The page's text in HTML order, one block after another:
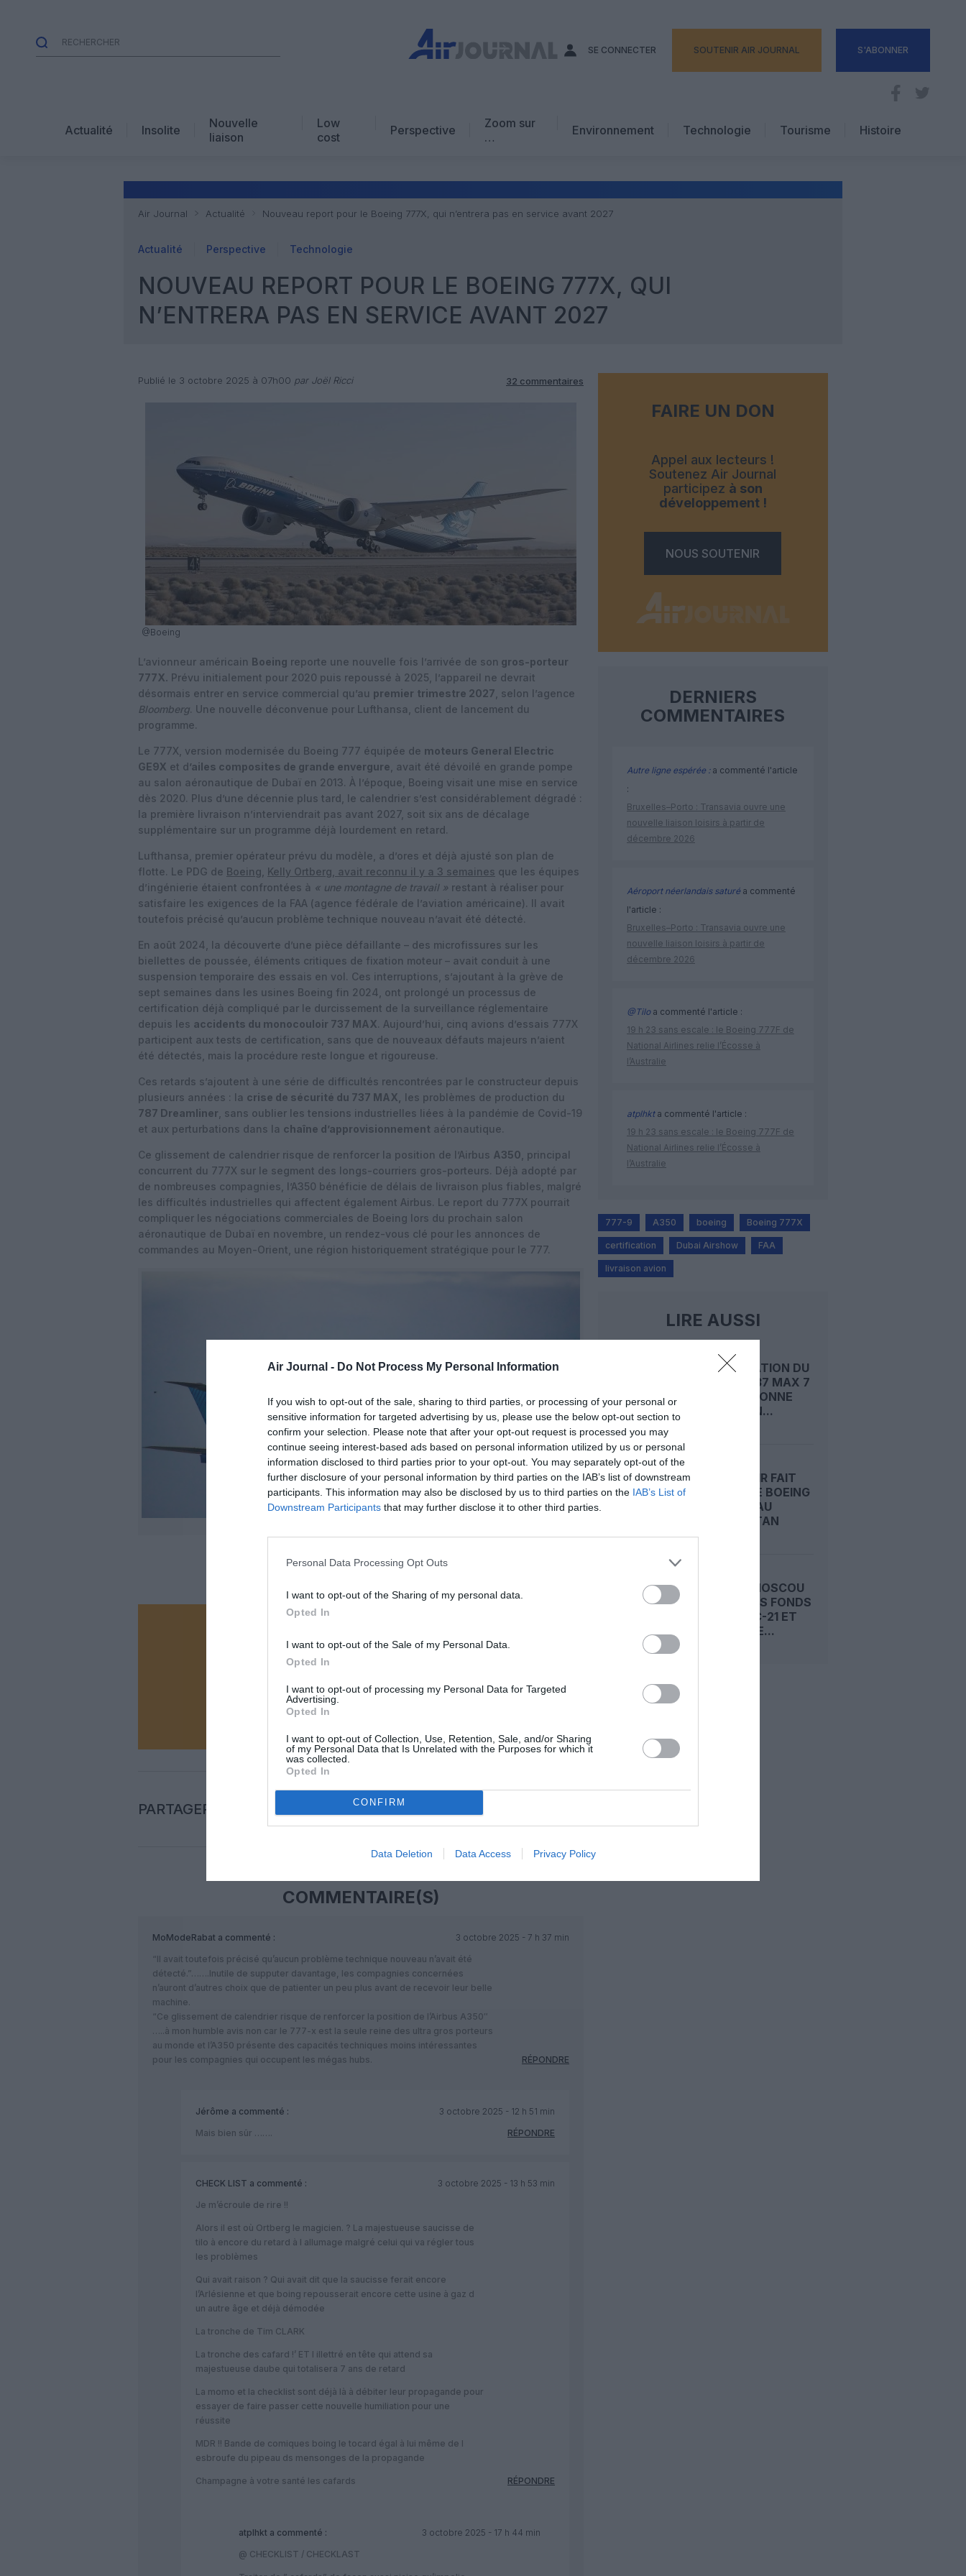
Air Journal - Do Not Process My Personal Information
If you wish to opt-out of the sale, sharing to third parties, or processing of your personal or
sensitive information for targeted advertising by us, please use the below opt-out section to
confirm your selection. Please note that after your opt-out request is processed you may
continue seeing interest-based ads based on personal information utilized by us or personal
information disclosed to third parties prior to your opt-out. You may separately opt-out of the
further disclosure of your personal information by third parties on the IAB’s list of downstream
participants. This information may also be disclosed by us to third parties on the IAB’s List of
Downstream Participants that may further disclose it to other third parties.
Personal Data Processing Opt Outs
I want to opt-out of the Sharing of my personal data.
Opted In
I want to opt-out of the Sale of my Personal Data.
Opted In
I want to opt-out of processing my Personal Data for Targeted
Advertising.
Opted In
I want to opt-out of Collection, Use, Retention, Sale, and/or Sharing
of my Personal Data that Is Unrelated with the Purposes for which it
was collected.
Opted In
CONFIRM
Data Deletion Data Access Privacy Policy
SE CONNECTER SOUTENIR AIR JOURNAL S'ABONNER
Actualité Insolite
Nouvelle
liaison
Low
cost
Perspective
Zoom sur
…
Avis d’expert
Environnement Technologie
Tourisme
Hôtellerie
Histoire
Air Journal Actualité Nouveau report pour le Boeing 777X, qui n’entrera pas en service avant 2027
Actualité Perspective Technologie
NOUVEAU REPORT POUR LE BOEING 777X, QUI
N’ENTRERA PAS EN SERVICE AVANT 2027
Publié le 3 octobre 2025 à 07h00 par Joël Ricci 32 commentaires
@Boeing
L’avionneur américain Boeing reporte une nouvelle fois l’arrivée de son gros-porteur
777X. Prévu initialement pour 2020 puis repoussé à 2025, l’appareil ne devrait
désormais entrer en service commercial qu’au premier trimestre 2027 , selon l’agence
Bloomberg. Une nouvelle déconvenue pour Lufthansa, client de lancement du
programme.
Le 777X, version modernisée du Boeing 777 équipée de moteurs General Electric
GE9X et d’ailes composites de grande envergure , avait été dévoilé en grande pompe
au salon aéronautique de Dubaï en 2013. À l’époque, Boeing visait une mise en service
dès 2020. Plus d’une décennie plus tard, le calendrier s’est considérablement dégradé :
la première livraison n’interviendrait pas avant 2027, soit six ans de décalage
supplémentaire sur un programme déjà lourdement en retard.
Lufthansa, premier opérateur prévu du modèle, a d’ores et déjà ajusté son plan de
flotte. Le PDG de Boeing Kelly Ortberg, avait reconnu il y a 3 semaines que les équipes
d’ingénierie étaient confrontées à « une montagne de travail » restant à réaliser pour
satisfaire les exigences de la FAA (agence fédérale de l’aviation américaine). Il avait
toutefois précisé qu’aucun problème technique nouveau n’avait été détecté.
En août 2024, la découverte d’une pièce défaillante – des microfissures sur les
biellettes de poussée, éléments critiques de fixation moteur – avait conduit à une
suspension temporaire des essais en vol. Ces interruptions, s’ajoutant à la grève de
sept semaines dans les usines Boeing fin 2024, ont prolongé un processus de
certification déjà compliqué par le durcissement de la surveillance réglementaire
depuis les accidents du monocouloir 737 MAX. Aujourd’hui, cinq avions d’essais 777X
participent aux tests de certification, sans que de nouveaux défauts majeurs n’aient
été détectés, mais la procédure reste longue et rigoureuse.
Ces retards s’ajoutent à une série de difficultés rencontrées par le constructeur depuis
plusieurs années : la crise de sécurité du 737 MAX,
les problèmes de production du
787 Dreamliner , sans oublier les tensions industrielles liées à la pandémie de Covid-19
et aux perturbations dans la chaîne d’approvisionnement aéronautique.
Ce glissement de calendrier risque de renforcer la position de l’Airbus A350 , principal
concurrent du 777X sur le segment des longs-courriers gros-porteurs. Déjà adopté par
de nombreuses compagnies, l’A350 bénéficie de délais de livraison plus fiables, malgré
les difficultés industrielles qui affectent également Airbus. Le report du 777X pourrait
compliquer les négociations commerciales de Boeing lors du prochain salon
aéronautique de Dubaï en novembre, un rendez-vous clé pour les annonces de
commandes au Moyen-Orient, une région historiquement stratégique pour le 777.
Soutenez-nous, faites un don !
NOUS SOUTENIR
PARTAGER L'ARTICLE
COMMENTAIRE(S)
MoModeRabat a commenté :
3 octobre 2025 - 7 h 37 min
“Il avait toutefois précisé qu’aucun problème technique nouveau n’avait été
détecté.”…….Inutile de supputer davantage, les compagnies concernées
n’auront d’autres choix que de patienter un peu plus avant de recevoir leur belle
machine.
“Ce glissement de calendrier risque de renforcer la position de l’Airbus A350″
…..à mon humble avis non car le 777-x est la seule reine des ultra gros porteurs
au monde et l’A350 présente des capacités techniques moins intéressantes
pour les compagnies qui occupent les mégas hubs.
RÉPONDRE
Jérôme a commenté :
3 octobre 2025 - 12 h 51 min
Mais bien sûr …….
RÉPONDRE
CHECK LIST a commenté :
3 octobre 2025 - 13 h 53 min
Je m’écroule de rire !!
Alors il est où Ortberg le magicien. ? La majestueuse saucisse de
tilo à encore du retard à l allumage malgré celui qui va régler tous
les problèmes
Qui avait raison ? Qui avait dit que la saucisse ferait encore
l’Arlésienne et que boing repousserait encore cette usine à gaz d
un autre âge et déjà démodée
La tronche de Tim CLARK
La tronche des cafard !’ ET l illettré en tête qui attend sa
majestueuse daube qui totalisera 7 ans de retard
La momo et la checklist sont déjà là à débiter leur propagande pour
essayer de faire passer cette nouvelle humiliation pour une
réussite
MDR !! Bande de comiques boing le tocard égal à lui même de l
esbroufe du pipeau ds mensonges de la propagande
Champagne à votre santé les cafards RÉPONDRE
atplhkt a commenté :
3 octobre 2025 - 17 h 44 min
@ CHECKLIST / CHECKLAST
FAIRE UN DON
Appel aux lecteurs !
Soutenez Air Journal
participez à son
développement !
NOUS SOUTENIR
DERNIERS
COMMENTAIRES
Autre ligne espérée :a commenté l'article
:
Bruxelles–Porto : Transavia ouvre une
nouvelle liaison loisirs à partir de
décembre 2026
Aéroport néerlandais saturéa commenté
l'article :
Bruxelles–Porto : Transavia ouvre une
nouvelle liaison loisirs à partir de
décembre 2026
@Tiloa commenté l'article :
19 h 23 sans escale : le Boeing 777F de
National Airlines relie l’Écosse à
l’Australie
atplhkta commenté l'article :
19 h 23 sans escale : le Boeing 777F de
National Airlines relie l’Écosse à
l’Australie
777-9 A350 boeing Boeing 777X
certification Dubai Airshow FAA
livraison avion
LIRE AUSSI
CERTIFICATION DU
BOEING 737 MAX 7
: LA FAA DONNE
ENFIN SON...
SOMON AIR FAIT
ENTRER LE BOEING
737 MAX AU
TADJIKISTAN
RUSSIE : MOSCOU
REMET DES FONDS
SUR LE MC-21 ET
POUSSE LE...